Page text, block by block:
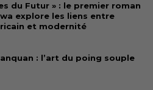
du Futur » : le premier roman
explore les liens entre
et modernité
: l’art du poing souple